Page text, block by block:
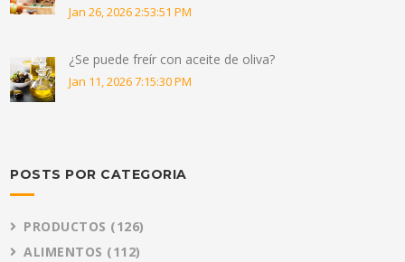
Jan 26, 2026 2:53:51 PM
¿Se puede freír con aceite de oliva?
Jan 11, 2026 7:15:30 PM
POSTS POR CATEGORIA
PRODUCTOS (126)
ALIMENTOS (112)